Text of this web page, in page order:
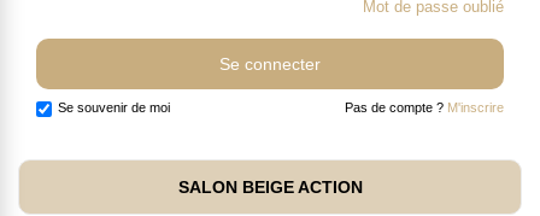
Mot de passe oublié
Se souvenir de moi Pas de compte ? M'inscrire
SALON BEIGE ACTION